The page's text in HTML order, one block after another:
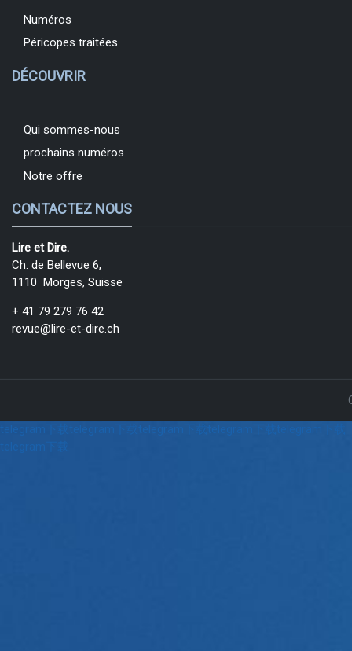
Numéros
Péricopes traitées
DÉCOUVRIR
Qui sommes-nous
prochains numéros
Notre offre
CONTACTEZ NOUS
Lire et Dire.
Ch. de Bellevue 6,
1110 Morges, Suisse
+ 41 79 279 76 42
revue@lire-et-dire.ch
telegram下载 telegram下载 telegram下载 telegram下载
telegram下载